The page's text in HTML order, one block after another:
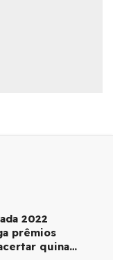
2022
prêmios
quina